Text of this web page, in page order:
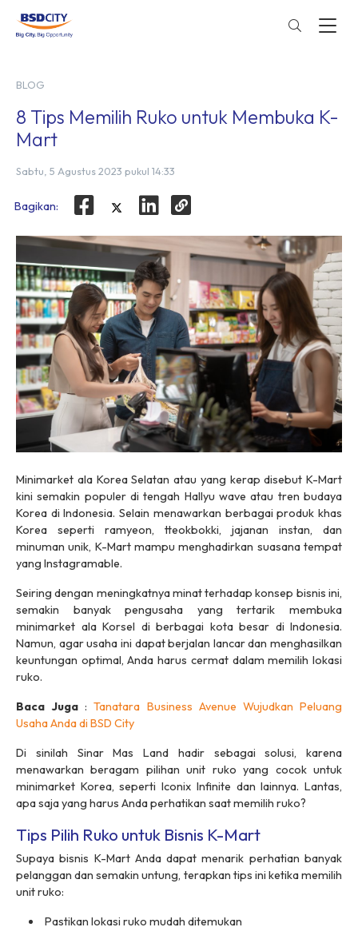
BLOG
8 Tips Memilih Ruko untuk Membuka K-
Mart
Sabtu, 5 Agustus 2023 pukul 14:33
Bagikan:
Minimarket ala Korea Selatan atau yang kerap disebut K-Mart
kini semakin populer di tengah Hallyu waveatau tren budaya
Korea di Indonesia. Selain menawarkan berbagai produk khas
Korea seperti ramyeon, tteokbokki, jajanan instan, dan
minuman unik, K-Martmampu menghadirkan suasana tempat
yang Instagramable.
Seiring dengan meningkatnya minat terhadap konsep bisnis ini,
semakin banyak pengusaha yang tertarik membuka
minimarket ala Korsel di berbagai kota besar di Indonesia.
Namun, agar usaha ini dapat berjalan lancar dan menghasilkan
keuntungan optimal, Anda harus cermat dalam memilih lokasi
ruko.
Baca Juga:Tanatara Business Avenue Wujudkan Peluang
Usaha Anda di BSD City
Di sinilah Sinar Mas Land hadir sebagai solusi, karena
menawarkan beragam pilihan unit ruko yang cocok untuk
minimarket Korea, seperti Iconix Infinite dan lainnya. Lantas,
apa saja yang harus Anda perhatikan saat memilih ruko?
Tips Pilih Ruko untuk Bisnis K-Mart
Supaya bisnis K-Mart Anda dapat menarik perhatian banyak
pelanggan dan semakin untung, terapkan tips ini ketika memilih
unit ruko:
Pastikan lokasi ruko mudah ditemukan